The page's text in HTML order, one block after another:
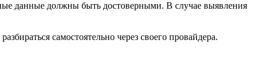
данные должны быть достоверными. В случае выявления
самостоятельно через своего провайдера.